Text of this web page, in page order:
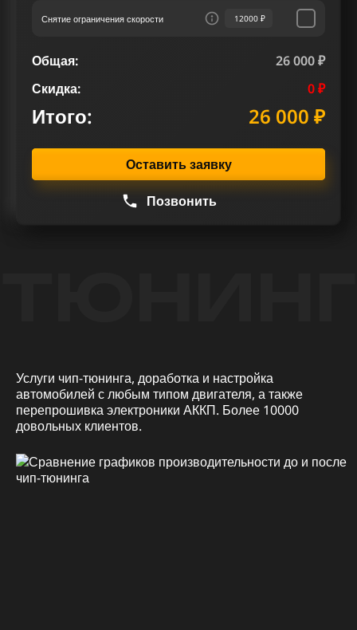
Снятие ограничения скорости 12000 ₽
Общая:
26 000 ₽
Скидка:
0 ₽
Итого: 26 000 ₽
Оставить заявку
Позвонить
Услуги чип-тюнинга, доработка и настройка
автомобилей с любым типом двигателя, а также
перепрошивка электроники АККП. Более 10000
довольных клиентов.